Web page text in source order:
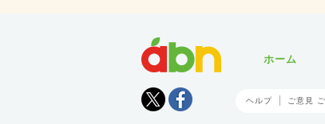
Tweet
ホーム
ヘルプ ご意見